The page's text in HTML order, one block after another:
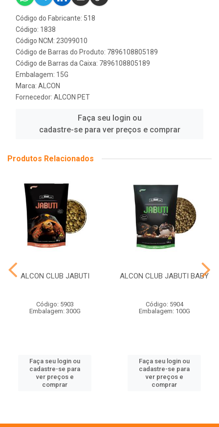
Código do Fabricante: 518
Código: 1838
Código NCM: 23099010
Código de Barras do Produto: 7896108805189
Código de Barras da Caixa: 7896108805189
Embalagem: 15G
Marca: ALCON
Fornecedor: ALCON PET
Faça seu login ou
cadastre-se para ver preços e comprar
Produtos Relacionados
ALCON CLUB JABUTI
Código: 5903
Embalagem: 300G
Faça seu login ou
cadastre-se para
ver preços e
comprar
ALCON CLUB JABUTI BABY
Código: 5904
Embalagem: 100G
Faça seu login ou
cadastre-se para
ver preços e
comprar